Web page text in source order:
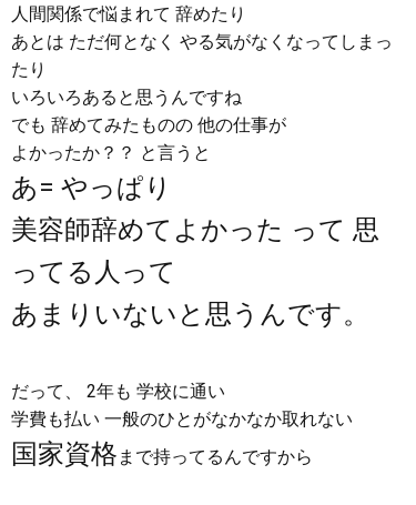
人間関係で悩まれて 辞めたり
あとは ただ何となく やる気がなくなってしまっ
たり
いろいろあると思うんですね
でも 辞めてみたものの 他の仕事が
よかったか？？ と言うと
あ= やっぱり
美容師辞めてよかった って 思
ってる人って
あまりいないと思うんです。
だって、 2年も 学校に通い
学費も払い 一般のひとがなかなか取れない
国家資格 まで持ってるんですから